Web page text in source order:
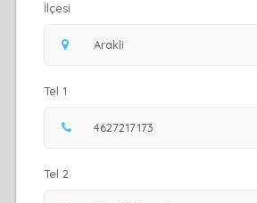
İlçesi
Tel 1
Tel 2